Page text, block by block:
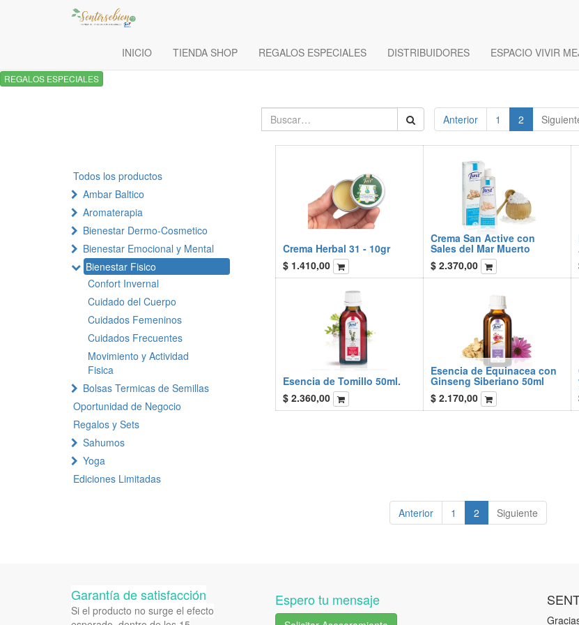
INICIO TIENDA SHOP REGALOS ESPECIALES DISTRIBUIDORES ESPACIO VIVIR
REGALOS ESPECIALES
Anterior 1 2
Todos los productos
Ambar Baltico
Aromaterapia
Bienestar Dermo-Cosmetico
Bienestar Emocional y Mental
Bienestar Fisico
Confort Invernal
Cuidado del Cuerpo
Cuidados Femeninos
Cuidados Frecuentes
Movimiento y Actividad
Fisica
Bolsas Termicas de Semillas
Oportunidad de Negocio
Regalos y Sets
Sahumos
Yoga
Ediciones Limitadas
Crema Herbal 31 - 10gr
$ 1.410,00
Crema San Active con
Sales del Mar Muerto
$ 2.370,00
Esencia de Tomillo 50ml.
$ 2.360,00
Esencia de Equinacea con
Ginseng Siberiano 50ml
$ 2.170,00
Anterior 1 2 Siguiente
Garantía de satisfacción
Si el producto no surge el efecto
Espero tu mensaje